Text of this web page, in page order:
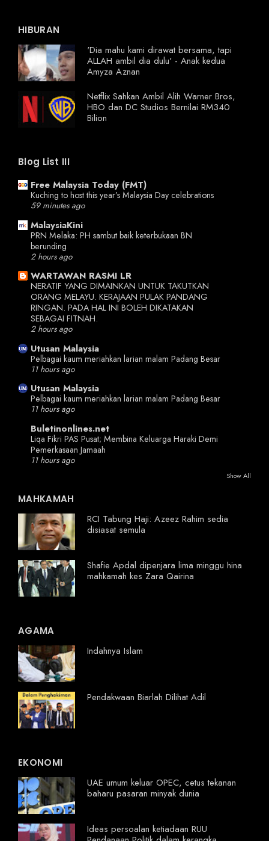
HIBURAN
'Dia mahu kami dirawat bersama, tapi
ALLAH ambil dia dulu' - Anak kedua
Amyza Aznan
Netflix Sahkan Ambil Alih Warner Bros,
HBO dan DC Studios Bernilai RM340
Bilion
Blog List III
Free Malaysia Today (FMT)
Kuching to host this year’s Malaysia Day celebrations
59 minutes ago
MalaysiaKini
PRN Melaka: PH sambut baik keterbukaan BN
berunding
2 hours ago
WARTAWAN RASMI LR
NERATIF YANG DIMAINKAN UNTUK TAKUTKAN
ORANG MELAYU. KERAJAAN PULAK PANDANG
RINGAN. PADA HAL INI BOLEH DIKATAKAN
SEBAGAI FITNAH.
2 hours ago
Utusan Malaysia
Pelbagai kaum meriahkan larian malam Padang Besar
11 hours ago
Utusan Malaysia
Pelbagai kaum meriahkan larian malam Padang Besar
11 hours ago
Buletinonlines.net
Liqa Fikri PAS Pusat; Membina Keluarga Haraki Demi
Pemerkasaan Jamaah
11 hours ago
Show All
MAHKAMAH
RCI Tabung Haji: Azeez Rahim sedia
disiasat semula
Shafie Apdal dipenjara lima minggu hina
mahkamah kes Zara Qairina
AGAMA
Indahnya Islam
Pendakwaan Biarlah Dilihat Adil
EKONOMI
UAE umum keluar OPEC, cetus tekanan
baharu pasaran minyak dunia
Ideas persoalan ketiadaan RUU